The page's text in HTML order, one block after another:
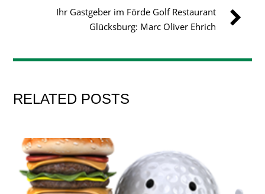
Ihr Gastgeber im Förde Golf Restaurant
Glücksburg: Marc Oliver Ehrich
RELATED POSTS